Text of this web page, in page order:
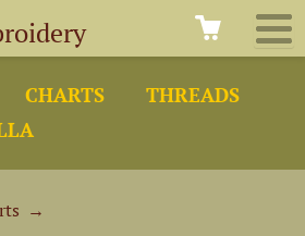
CHARTS
THREADS
→